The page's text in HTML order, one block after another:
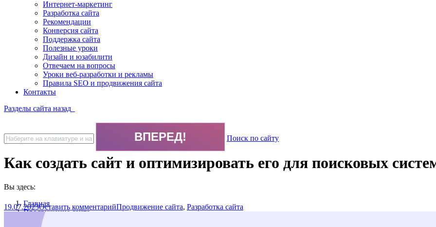
Интернет-маркетинг
Разработка сайта
Рекомендации
Конверсия сайта
Поддержка сайта
Полезные уроки
Дизайн и юзабилити
Отвечаем на вопросы
Уроки веб-разработки и рекламы
Правила SEO и продвижения сайта
Контакты
Разделы сайта назад
Поиск по сайту
Как создать сайт и оптимизировать его для поисковых
Вы здесь:
Главная
Продвижение сайта
Как создать сайт и оптимизировать его для поисковых систем
19.07.2023Оставить комментарийПродвижение сайта, Разработка сайта